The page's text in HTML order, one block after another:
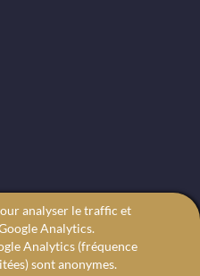
analyser le traffic et
Analytics.
Analytics (fréquence
sont anonymes.